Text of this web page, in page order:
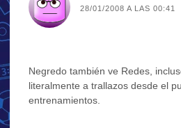
28/01/2008 A LAS 00:41
Negredo también ve Redes,
literalmente a trallazos desde el
entrenamientos.